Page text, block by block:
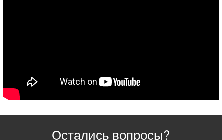
Остались вопросы?